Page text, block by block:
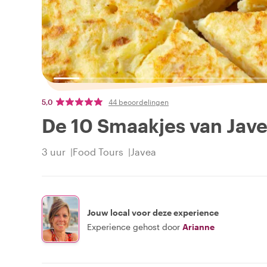
5,0 44 beoordelingen
De 10 Smaakjes van
3 uur Food Tours Javea
Jouw local voor deze experience
Experience gehost door Arianne